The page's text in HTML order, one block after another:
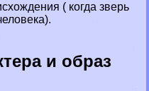
( когда зверь
и образ